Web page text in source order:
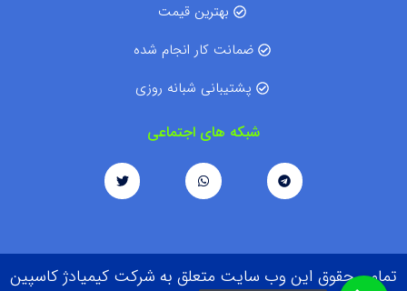
بهترین قیمت
ضمانت کار انجام شده
پشتیبانی شبانه روزی
شبکه های اجتماعی
تمامی حقوق این وب سایت متعلق به شرکت کیمیادژ کاسپین